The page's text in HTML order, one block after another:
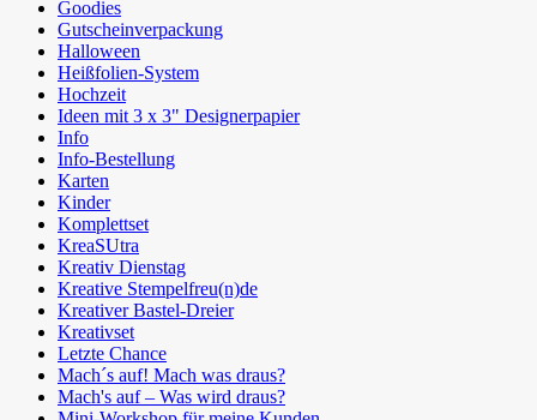
Goodies
Gutscheinverpackung
Halloween
Heißfolien-System
Hochzeit
Ideen mit 3 x 3" Designerpapier
Info
Info-Bestellung
Karten
Kinder
Komplettset
KreaSUtra
Kreativ Dienstag
Kreative Stempelfreu(n)de
Kreativer Bastel-Dreier
Kreativset
Letzte Chance
Mach´s auf! Mach was draus?
Mach's auf – Was wird draus?